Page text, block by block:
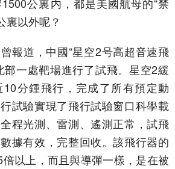
裏以外呢？
報道，中國“星空2号高超音速飛
部一處靶場進行了試飛。星空2緩
分鍾飛行，完成了所有預定動
試驗實現了飛行試驗窗口科學載
程光測、雷測、遙測正常，試飛
據有效，完整回收。該飛行器的
以上，而且與導彈一樣，是在被